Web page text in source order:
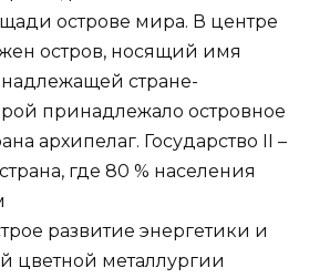
острове мира. В центре
остров, носящий имя
стране-
принадлежало островное
архипелаг. Государство II –
где 80 % населения
развитие энергетики и
цветной металлургии